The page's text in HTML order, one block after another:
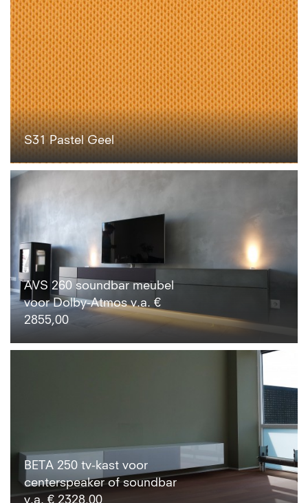
S31 Pastel Geel
AVS 260 soundbar meubel
voor Dolby-Atmos v.a. €
2855,00
BETA 250 tv-kast voor
centerspeaker of soundbar
v.a. € 2328,00